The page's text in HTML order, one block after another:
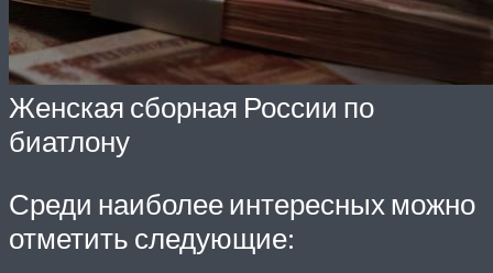
Женская сборная России по
биатлону
Среди наиболее интересных можно
отметить следующие: